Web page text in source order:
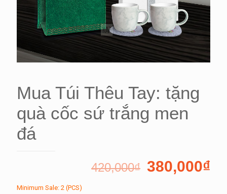
Mua Túi Thêu Tay: tặng
quà cốc sứ trắng men
đá
420,000₫ 380,000₫
Minimum Sale: 2 (PCS)